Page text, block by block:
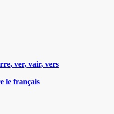
ver, vair, vers
le français